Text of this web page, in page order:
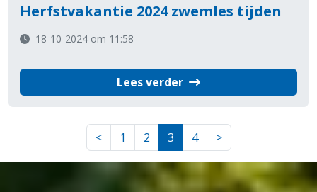
Herfstvakantie 2024 zwemles tijden
18-10-2024 om 11:58
Lees verder
< 1 2 3 4 >